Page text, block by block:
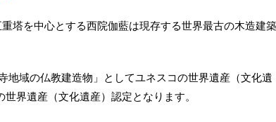
塔を中心とする西院伽藍は現存する世界最古の木造建築
域の仏教建造物」としてユネスコの世界遺産（文化遺
界遺産（文化遺産）認定となります。